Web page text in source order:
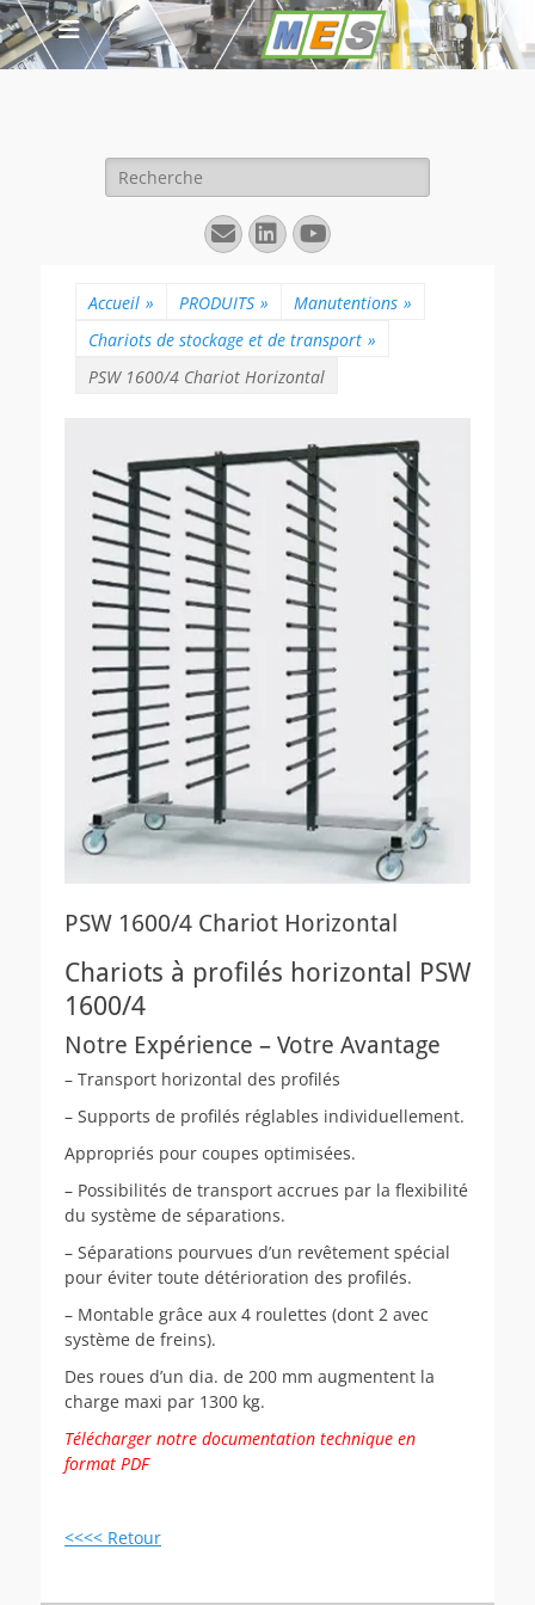
Rechercher :
E-
mail
Linkedin
YouTube
Accueil » PRODUITS » Manutentions »
Chariots de stockage et de transport »
PSW 1600/4 Chariot Horizontal
PSW 1600/4 Chariot Horizontal
Chariots à profilés horizontal PSW
1600/4
Notre Expérience – Votre Avantage
– Transport horizontal des profilés
– Supports de profilés réglables individuellement.
Appropriés pour coupes optimisées.
– Possibilités de transport accrues par la flexibilité
du système de séparations.
– Séparations pourvues d’un revêtement spécial
pour éviter toute détérioration des profilés.
– Montable grâce aux 4 roulettes (dont 2 avec
système de freins).
Des roues d’un dia. de 200 mm augmentent la
charge maxi par 1300 kg.
Télécharger notre documentation technique en
format PDF
<<<< Retour